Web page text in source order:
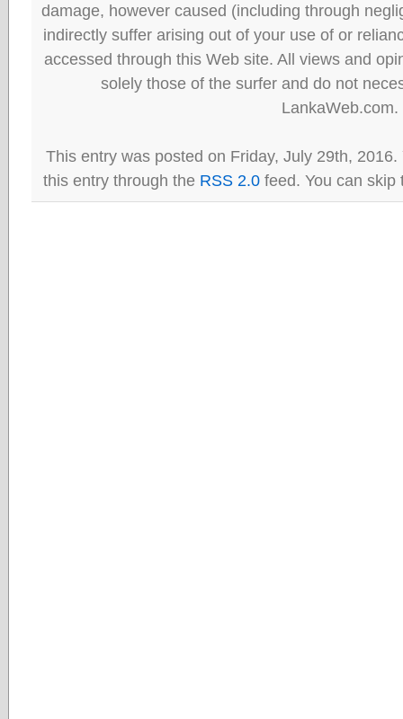
damage, however caused (including through
indirectly suffer arising out of your use of or
accessed through this Web site. All views and
solely those of the surfer and do not
LankaWeb.com.
This entry was posted on Friday, July 29th,
this entry through the RSS 2.0 feed. You can